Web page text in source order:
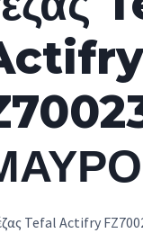
Tefal Actifry